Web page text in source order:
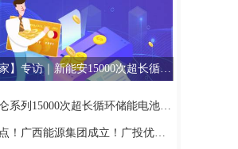
【世界独家】专访｜新能安15000次超长循环储能电池技术“解读”
新能安昆仑系列15000次超长循环储能电池亮相SNEC
环球今亮点！广西能源集团成立！广投优化整合内部能源板块